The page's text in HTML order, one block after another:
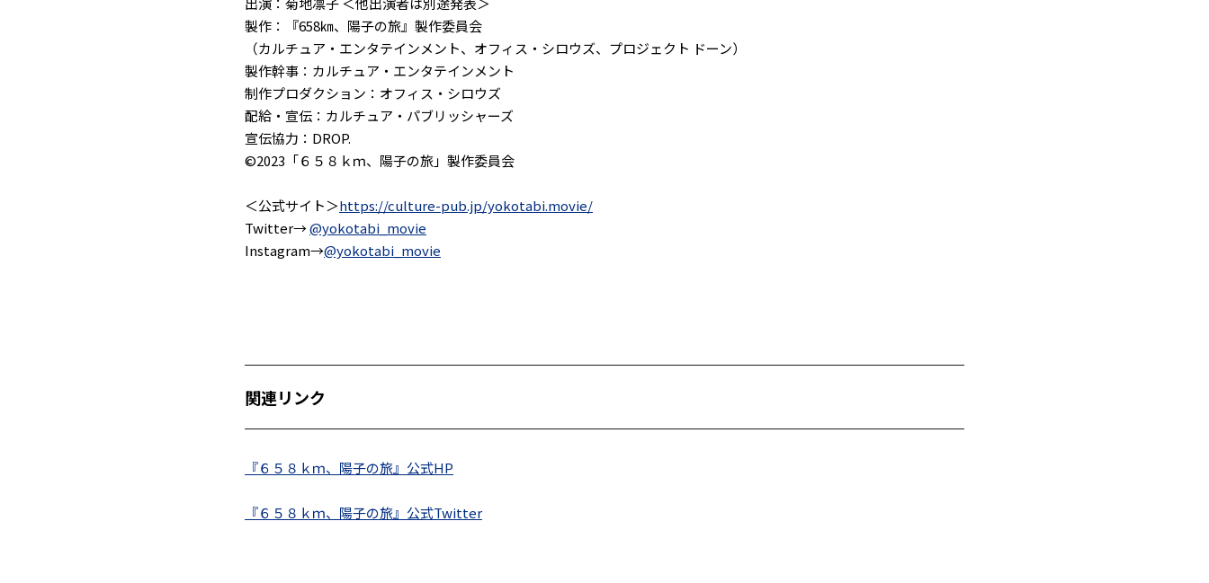
製作：『658㎞、陽子の旅』製作委員会
（カルチュア・エンタテインメント、オフィス・シロウズ、プロジェクト ドーン）
製作幹事：カルチュア・エンタテインメント
制作プロダクション：オフィス・シロウズ
配給・宣伝：カルチュア・パブリッシャーズ
宣伝協力：DROP.
©2023「６５８ｋｍ、陽子の旅」製作委員会
＜公式サイト＞https://culture-pub.jp/yokotabi.movie/
Twitter→@yokotabi_movie
Instagram→@yokotabi_movie
関連リンク
『６５８ｋｍ、陽子の旅』公式HP
『６５８ｋｍ、陽子の旅』公式Twitter